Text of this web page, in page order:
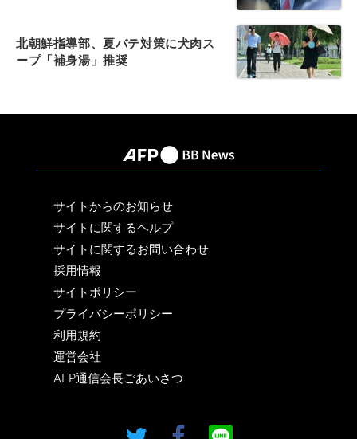
北朝鮮指導部、夏バテ対策に犬肉ス
ープ「補身湯」推奨
サイトからのお知らせ
サイトに関するヘルプ
サイトに関するお問い合わせ
採用情報
サイトポリシー
プライバシーポリシー
利用規約
運営会社
AFP通信会長ごあいさつ